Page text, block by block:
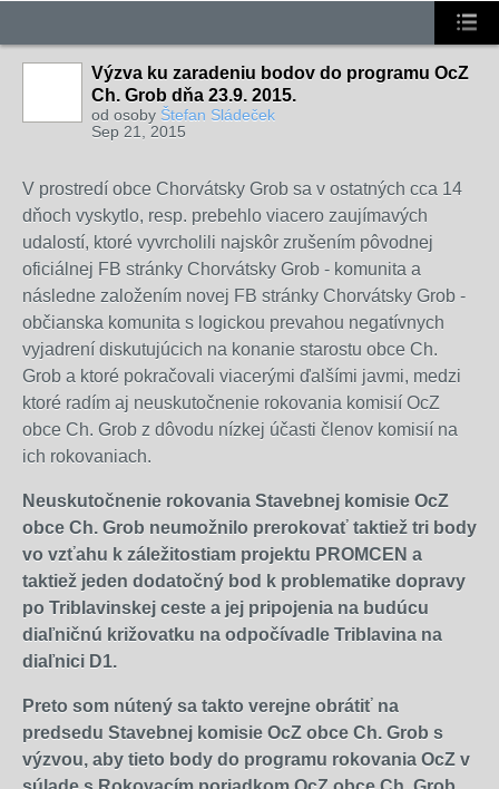
Výzva ku zaradeniu bodov do programu OcZ
Ch. Grob dňa 23.9. 2015.
od osoby Štefan Sládeček
Sep 21, 2015
V prostredí obce Chorvátsky Grob sa v ostatných cca 14
dňoch vyskytlo, resp. prebehlo viacero zaujímavých
udalostí, ktoré vyvrcholili najskôr zrušením pôvodnej
oficiálnej FB stránky Chorvátsky Grob - komunita a
následne založením novej FB stránky Chorvátsky Grob -
občianska komunita s logickou prevahou negatívnych
vyjadrení diskutujúcich na konanie starostu obce Ch.
Grob a ktoré pokračovali viacerými ďalšími javmi, medzi
ktoré radím aj neuskutočnenie rokovania komisií OcZ
obce Ch. Grob z dôvodu nízkej účasti členov komisií na
ich rokovaniach.
Neuskutočnenie rokovania Stavebnej komisie OcZ
obce Ch. Grob neumožnilo prerokovať taktiež tri body
vo vzťahu k záležitostiam projektu PROMCEN a
taktiež jeden dodatočný bod k problematike dopravy
po Triblavinskej ceste a jej pripojenia na budúcu
diaľničnú križovatku na odpočívadle Triblavina na
diaľnici D1.
Preto som nútený sa takto verejne obrátiť na
predsedu Stavebnej komisie OcZ obce Ch. Grob s
výzvou, aby tieto body do programu rokovania OcZ v
súlade s Rokovacím poriadkom OcZ obce Ch. Grob